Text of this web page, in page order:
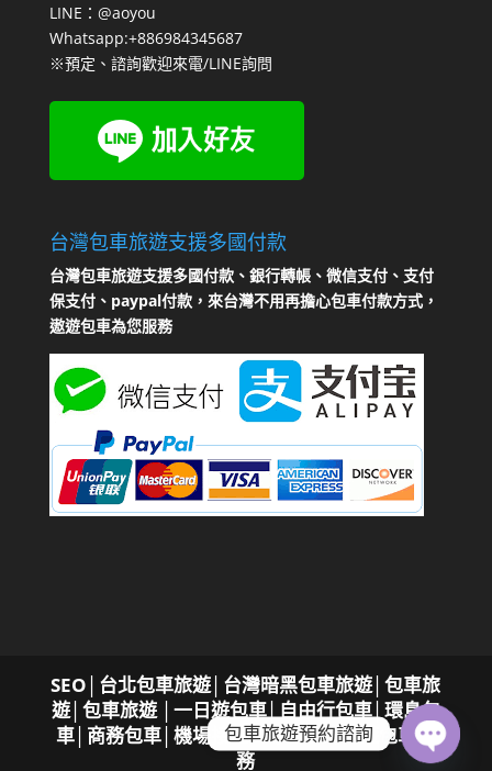
LINE：@aoyou
Whatsapp:+886984345687
※預定、諮詢歡迎來電/LINE詢問
台灣包車旅遊支援多國付款
台灣包車旅遊支援多國付款、銀行轉帳、微信支付、支付
保支付、paypal付款，來台灣不用再擔心包車付款方式，
遨遊包車為您服務
SEO 台北包車旅遊│台灣暗黑包車旅遊│包車旅
遊│包車旅遊│一日遊包車│自由行包車│環島包
車│商務包車│機場接送，專屬您的遨遊包車服
務
包車旅遊預約諮詢